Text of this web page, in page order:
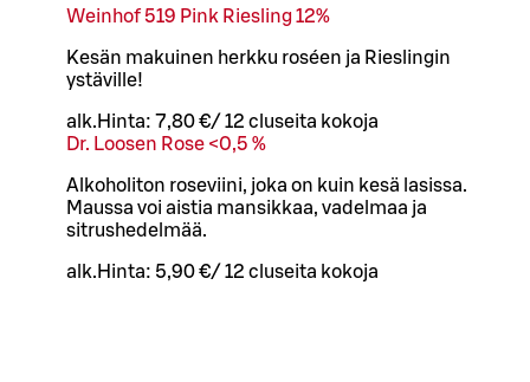
Weinhof 519 Pink Riesling 12%
Kesän makuinen herkku roséen ja Rieslingin
ystäville!
alk. Hinta: 7,80 €/ 12 cl useita kokoja
Dr. Loosen Rose <0,5 %
Alkoholiton roseviini, joka on kuin kesä lasissa.
Maussa voi aistia mansikkaa, vadelmaa ja
sitrushedelmää.
alk. Hinta: 5,90 €/ 12 cl useita kokoja